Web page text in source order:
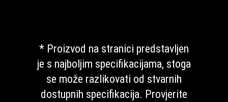
* Proizvod na stranici predstavljen
je s najboljim specifikacijama, stoga
se može razlikovati od stvarnih
dostupnih specifikacija. Provjerite